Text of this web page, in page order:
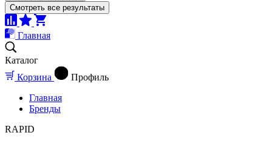
Смотреть все результаты
Главная
Каталог
Корзина
Профиль
Главная
Бренды
RAPID